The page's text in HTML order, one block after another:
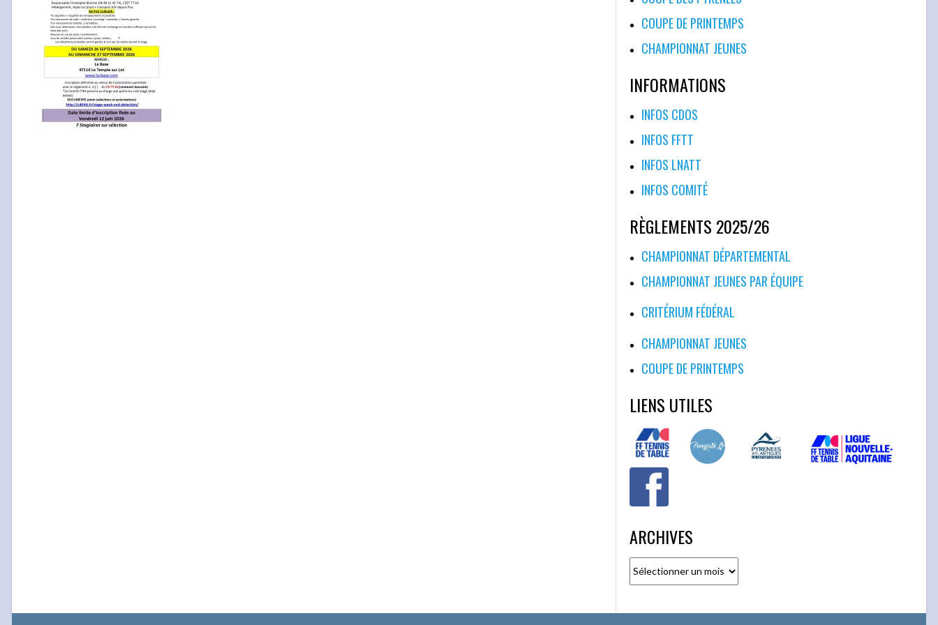
COUPE DE PRINTEMPS
CHAMPIONNAT JEUNES
INFORMATIONS
INFOS CDOS
INFOS FFTT
INFOS LNATT
INFOS COMITÉ
RÈGLEMENTS 2025/26
CHAMPIONNAT DÉPARTEMENTAL
CHAMPIONNAT JEUNES PAR ÉQUIPE
CRITÉRIUM FÉDÉRAL
CHAMPIONNAT JEUNES
COUPE DE PRINTEMPS
LIENS UTILES
ARCHIVES